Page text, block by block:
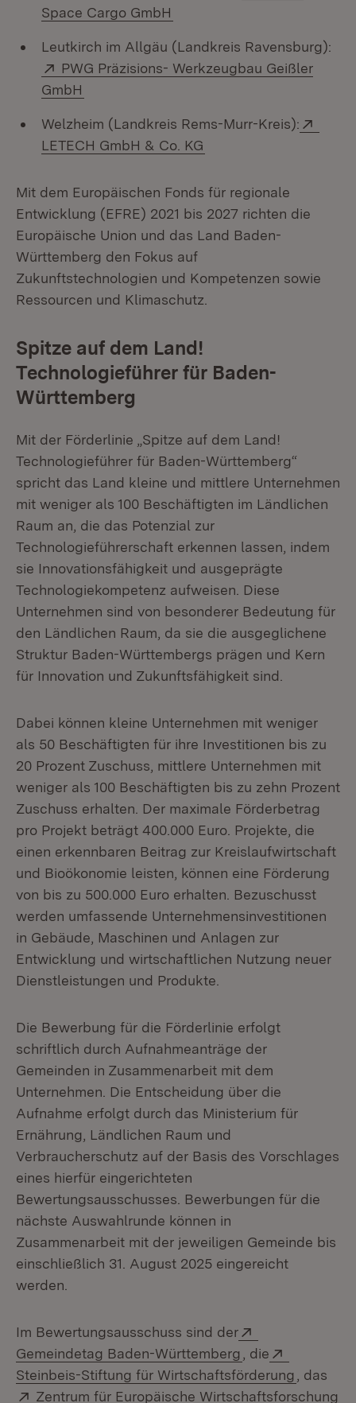
Space Cargo GmbH
Leutkirch im Allgäu (Landkreis Ravensburg):
Extern:
PWG Präzisions- Werkzeugbau Geißler
GmbH
Welzheim (Landkreis Rems-Murr-Kreis):
LETECH GmbH & Co. KG
Mit dem Europäischen Fonds für regionale
Entwicklung (EFRE) 2021 bis 2027 richten die
Europäische Union und das Land Baden-
Württemberg den Fokus auf
Zukunftstechnologien und Kompetenzen sowie
Ressourcen und Klimaschutz.
Spitze auf dem Land!
Technologieführer für Baden-
Württemberg
Mit der Förderlinie „Spitze auf dem Land!
Technologieführer für Baden-Württemberg“
spricht das Land kleine und mittlere Unternehmen
mit weniger als 100 Beschäftigten im Ländlichen
Raum an, die das Potenzial zur
Technologieführerschaft erkennen lassen, indem
sie Innovationsfähigkeit und ausgeprägte
Technologiekompetenz aufweisen. Diese
Unternehmen sind von besonderer Bedeutung für
den Ländlichen Raum, da sie die ausgeglichene
Struktur Baden-Württembergs prägen und Kern
für Innovation und Zukunftsfähigkeit sind.
Dabei können kleine Unternehmen mit weniger
als 50 Beschäftigten für ihre Investitionen bis zu
20 Prozent Zuschuss, mittlere Unternehmen mit
weniger als 100 Beschäftigten bis zu zehn Prozent
Zuschuss erhalten. Der maximale Förderbetrag
pro Projekt beträgt 400.000 Euro. Projekte, die
einen erkennbaren Beitrag zur Kreislaufwirtschaft
und Bioökonomie leisten, können eine Förderung
von bis zu 500.000 Euro erhalten. Bezuschusst
werden umfassende Unternehmensinvestitionen
in Gebäude, Maschinen und Anlagen zur
Entwicklung und wirtschaftlichen Nutzung neuer
Dienstleistungen und Produkte.
Die Bewerbung für die Förderlinie erfolgt
schriftlich durch Aufnahmeanträge der
Gemeinden in Zusammenarbeit mit dem
Unternehmen. Die Entscheidung über die
Aufnahme erfolgt durch das Ministerium für
Ernährung, Ländlichen Raum und
Verbraucherschutz auf der Basis des Vorschlages
eines hierfür eingerichteten
Bewertungsausschusses. Bewerbungen für die
nächste Auswahlrunde können in
Zusammenarbeit mit der jeweiligen Gemeinde bis
einschließlich 31. August 2025 eingereicht
werden.
Im Bewertungsausschuss sind der
Gemeindetag Baden-Württemberg (Öffnet in
, die
Steinbeis-Stiftung für Wirtschaftsförderung (Öffnet
, das
Extern:
Zentrum für Europäische Wirtschaftsforschung